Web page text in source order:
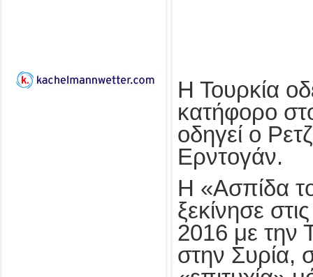
Η Τουρκία
κατήφορο
οδηγεί ο
Ερντογάν.
Η «Ασπίδα
ξεκίνησε
2016 με την
στην Συρία,